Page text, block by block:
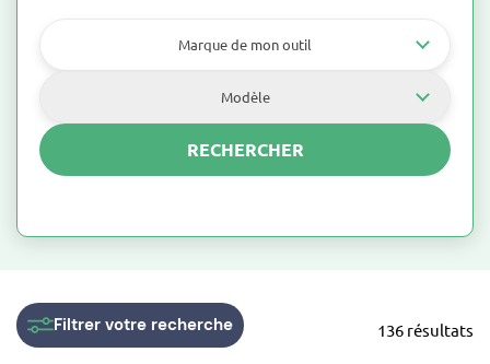
Volute
Marque de mon outil
Modèle
RECHERCHER
136 résultats
Filtrer votre recherche